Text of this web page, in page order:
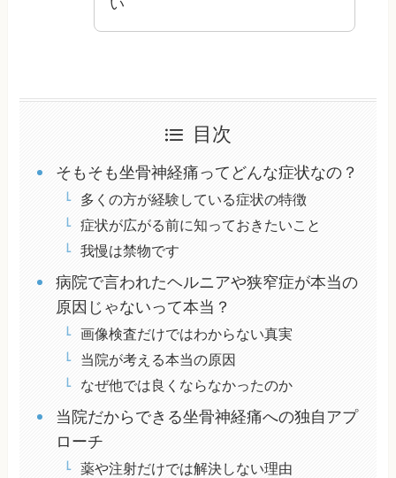
い
目次
そもそも坐骨神経痛ってどんな症状なの？
多くの方が経験している症状の特徴
症状が広がる前に知っておきたいこと
我慢は禁物です
病院で言われたヘルニアや狭窄症が本当の
原因じゃないって本当？
画像検査だけではわからない真実
当院が考える本当の原因
なぜ他では良くならなかったのか
当院だからできる坐骨神経痛への独自アプ
ローチ
薬や注射だけでは解決しない理由